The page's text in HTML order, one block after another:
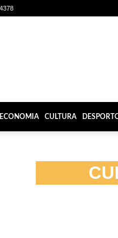
ECONOMIA CULTURA